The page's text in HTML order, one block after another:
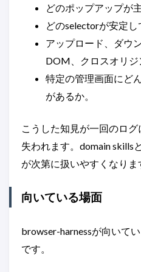
どのポップアップが
どのselectorが安定し
アップロード、ダウ
DOM、クロスオリジ
特定の管理画面にど
があるか。
こうした知見が一回のロ
失われます。domain skills
が次第に扱いやすくなりま
向いている場面
browser-harnessが向いて
です。